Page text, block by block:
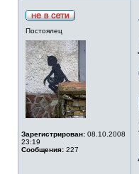
Постоялец
Зарегистрирован: 08.10.2008
23:19
Сообщения: 227